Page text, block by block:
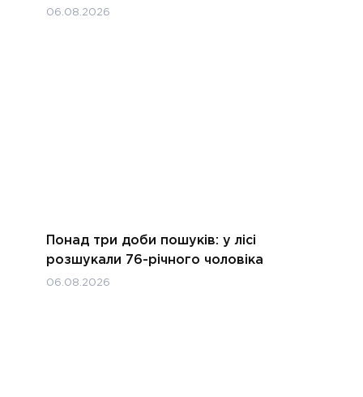
06.08.2026
Понад три доби пошуків: у лісі
розшукали 76-річного чоловіка
06.08.2026